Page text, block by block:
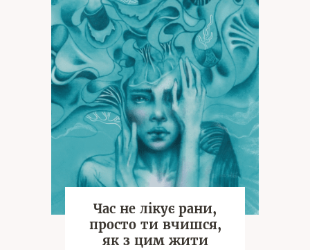
Час не лікує рани,
просто ти вчишся,
як з цим жити